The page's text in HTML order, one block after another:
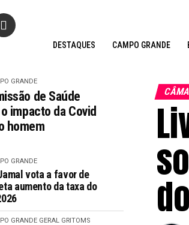
DESTAQUES CAMPO GRANDE
GRANDE
de Saúde
impacto da Covid
homem
GRANDE
vota a favor de
aumento da taxa do
GRANDE GERAL GRITOMS